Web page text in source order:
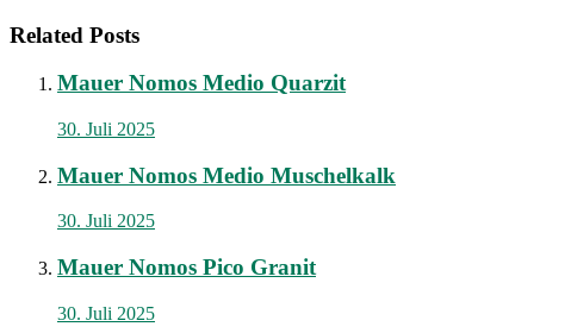
Related Posts
Mauer Nomos Medio Quarzit
30. Juli 2025
Mauer Nomos Medio Muschelkalk
30. Juli 2025
Mauer Nomos Pico Granit
30. Juli 2025